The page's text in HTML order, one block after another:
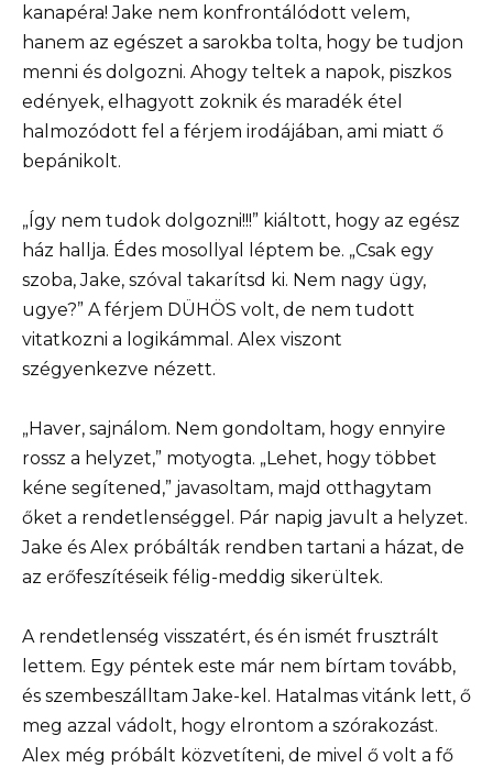
kanapéra! Jake nem konfrontálódott velem,
hanem az egészet a sarokba tolta, hogy be tudjon
menni és dolgozni. Ahogy teltek a napok, piszkos
edények, elhagyott zoknik és maradék étel
halmozódott fel a férjem irodájában, ami miatt ő
bepánikolt.
„Így nem tudok dolgozni!!!” kiáltott, hogy az egész
ház hallja. Édes mosollyal léptem be. „Csak egy
szoba, Jake, szóval takarítsd ki. Nem nagy ügy,
ugye?” A férjem DÜHÖS volt, de nem tudott
vitatkozni a logikámmal. Alex viszont
szégyenkezve nézett.
„Haver, sajnálom. Nem gondoltam, hogy ennyire
rossz a helyzet,” motyogta. „Lehet, hogy többet
kéne segítened,” javasoltam, majd otthagytam
őket a rendetlenséggel. Pár napig javult a helyzet.
Jake és Alex próbálták rendben tartani a házat, de
az erőfeszítéseik félig-meddig sikerültek.
A rendetlenség visszatért, és én ismét frusztrált
lettem. Egy péntek este már nem bírtam tovább,
és szembeszálltam Jake-kel. Hatalmas vitánk lett, ő
meg azzal vádolt, hogy elrontom a szórakozást.
Alex még próbált közvetíteni, de mivel ő volt a fő